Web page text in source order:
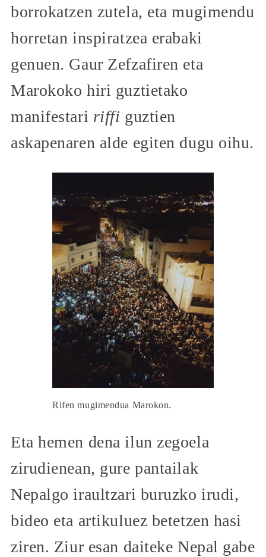
borrokatzen zutela, eta mugimendu
horretan inspiratzea erabaki
genuen. Gaur Zefzafiren eta
Marokoko hiri guztietako
manifestari riffi guztien
askapenaren alde egiten dugu oihu.
Rifen mugimendua Marokon.
Eta hemen dena ilun zegoela
zirudienean, gure pantailak
Nepalgo iraultzari buruzko irudi,
bideo eta artikuluez betetzen hasi
ziren. Ziur esan daiteke Nepal gabe